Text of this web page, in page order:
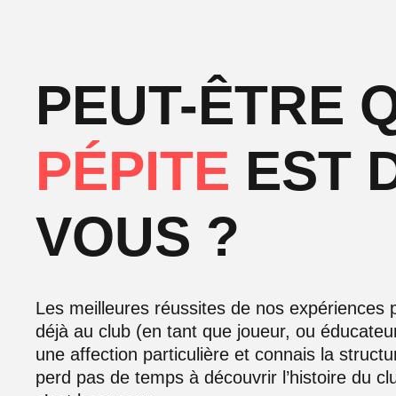
PEUT-ÊTRE
PÉPITE EST
VOUS ?
Les meilleures réussites de nos expériences
déjà au club (en tant que joueur, ou
une affection particulière et connais la
perd pas de temps à découvrir l’histoire du